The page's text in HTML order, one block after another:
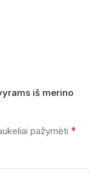
iš merino
pažymėti *